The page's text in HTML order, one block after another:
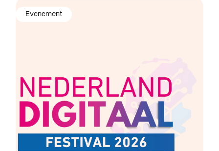
Evenement